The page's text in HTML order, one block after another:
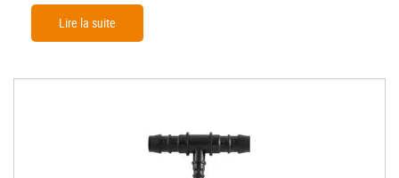
Lire la suite